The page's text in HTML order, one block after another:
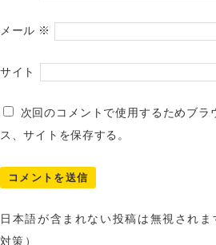
メール ※
サイト
次回のコメントで使用するためブ
ス、サイトを保存する。
日本語が含まれない投稿は無視され
対策）